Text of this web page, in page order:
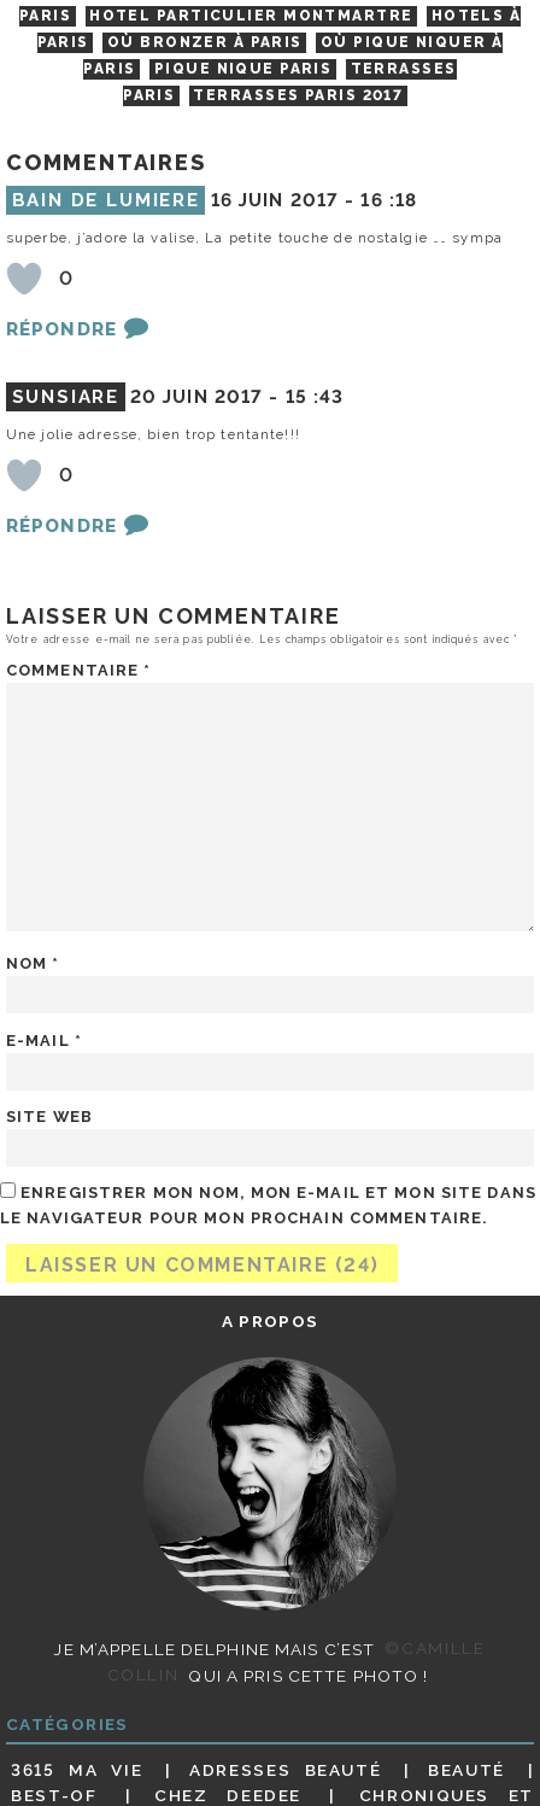
PARIS
HOTEL PARTICULIER MONTMARTRE
HOTELS À
PARIS
OÙ BRONZER À PARIS
OÙ PIQUE NIQUER À
PARIS
PIQUE NIQUE PARIS
TERRASSES
PARIS
TERRASSES PARIS 2017
COMMENTAIRES
BAIN DE LUMIERE 16 JUIN 2017 -16 :18
superbe, j’adore la valise, La petite touche de nostalgie …… sympa
0
RÉPONDRE
SUNSIARE 20 JUIN 2017 - 15 :43
Une jolie adresse, bien trop tentante!!!
0
RÉPONDRE
LAISSER UN COMMENTAIRE
Votre adresse e-mail ne sera pas publiée. Les champs obligatoires sont indiqués avec*
COMMENTAIRE *
NOM *
E-MAIL *
SITE WEB
ENREGISTRER MON NOM, MON E-MAIL ET MON SITE DANS
LE NAVIGATEUR POUR MON PROCHAIN COMMENTAIRE.
A PROPOS
JE M’APPELLE DELPHINE MAIS C’EST
©CAMILLE
COLLIN
QUI A PRIS CETTE PHOTO !
CATÉGORIES
3615 MA VIE ADRESSES BEAUTÉ
BEAUTÉ
BEST-OF
CHEZ DEEDEE CHRONIQUES ET